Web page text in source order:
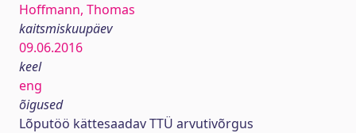
Hoffmann, Thomas
kaitsmiskuupäev
09.06.2016
keel
eng
õigused
Lõputöö kättesaadav TTÜ arvutivõrgus